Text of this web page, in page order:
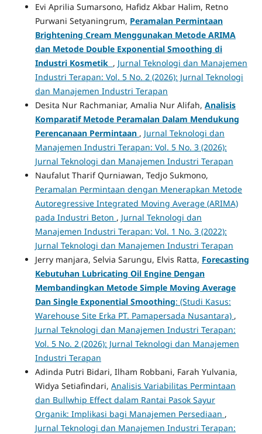
Evi Aprilia Sumarsono, Hafidz Akbar Halim, Retno
Purwani Setyaningrum, Peramalan Permintaan
Brightening Cream Menggunakan Metode ARIMA
dan Metode Double Exponential Smoothing di
Industri Kosmetik , Jurnal Teknologi dan Manajemen
Industri Terapan: Vol. 5 No. 2 (2026): Jurnal Teknologi
dan Manajemen Industri Terapan
Desita Nur Rachmaniar, Amalia Nur Alifah, Analisis
Komparatif Metode Peramalan Dalam Mendukung
Perencanaan Permintaan , Jurnal Teknologi dan
Manajemen Industri Terapan: Vol. 5 No. 3 (2026):
Jurnal Teknologi dan Manajemen Industri Terapan
Naufalut Tharif Qurniawan, Tedjo Sukmono,
Peramalan Permintaan dengan Menerapkan Metode
Autoregressive Integrated Moving Average (ARIMA)
pada Industri Beton , Jurnal Teknologi dan
Manajemen Industri Terapan: Vol. 1 No. 3 (2022):
Jurnal Teknologi dan Manajemen Industri Terapan
Jerry manjara, Selvia Sarungu, Elvis Ratta, Forecasting
Kebutuhan Lubricating Oil Engine Dengan
Membandingkan Metode Simple Moving Average
Dan Single Exponential Smoothing: (Studi Kasus:
Warehouse Site Erka PT. Pamapersada Nusantara) ,
Jurnal Teknologi dan Manajemen Industri Terapan:
Vol. 5 No. 2 (2026): Jurnal Teknologi dan Manajemen
Industri Terapan
Adinda Putri Bidari, Ilham Robbani, Farah Yulvania,
Widya Setiafindari, Analisis Variabilitas Permintaan
dan Bullwhip Effect dalam Rantai Pasok Sayur
Organik: Implikasi bagi Manajemen Persediaan ,
Jurnal Teknologi dan Manajemen Industri Terapan: